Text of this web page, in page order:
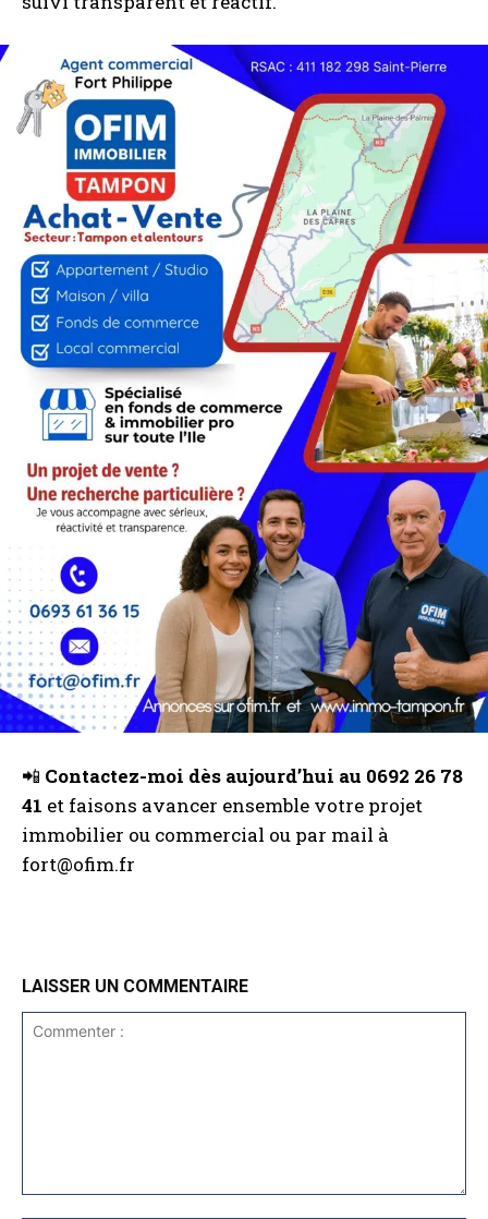
📲 Contactez-moi dès aujourd’hui au 0692 26 78
41 et faisons avancer ensemble votre projet
immobilier ou commercial ou par mail à
fort@ofim.fr
LAISSER UN COMMENTAIRE